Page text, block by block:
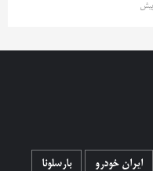
ایران خودرو بارسلونا